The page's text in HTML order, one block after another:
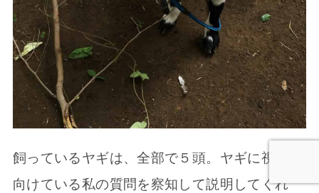
飼っているヤギは、全部で５頭。ヤギに視線を
向けている私の質問を察知して説明してくれ